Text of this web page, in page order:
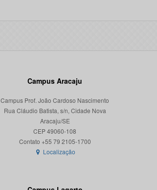
Campus Aracaju
Campus Prof. João Cardoso Nascimento
Rua Cláudio Batista, s/n, Cidade Nova
Aracaju/SE
CEP 49060-108
Localização